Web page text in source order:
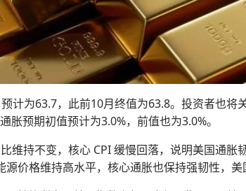
计为63.7，此前10月终值为63.8。投资者也将
预期初值预计为3.0%，前值也为3.0%。
维持不变，核心 CPI 缓慢回落，说明美国通
价格维持高水平，核心通胀也保持强韧性，美